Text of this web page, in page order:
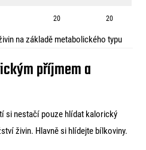
20 20
na základě metabolického typu
příjmem a
si nestačí pouze hlídat kalorický
živin. Hlavně si hlídejte bílkoviny.